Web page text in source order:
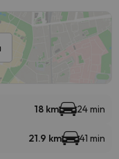
18 km 24 min
21.9 km 41 min